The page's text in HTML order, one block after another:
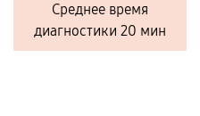
Среднее время
диагностики 20 мин